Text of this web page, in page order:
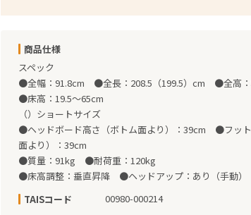
商品仕様
スペック
●全幅：91.8cm　●全長：208.5（199.5）cm　●全高
●床高：19.5～65cm
（）ショートサイズ
●ヘッドボード高さ（ボトム面より）：39cm　●フッ
面より）：39cm
●質量：91kg　●耐荷重：120kg
●床高調整：垂直昇降　●ヘッドアップ：あり（手動）
TAISコード
00980-000214